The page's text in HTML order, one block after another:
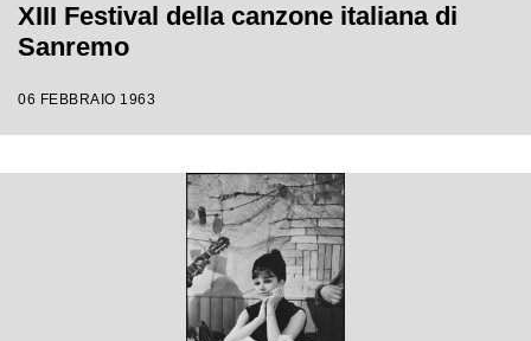
XIII Festival della canzone italiana di
Sanremo
06 FEBBRAIO 1963